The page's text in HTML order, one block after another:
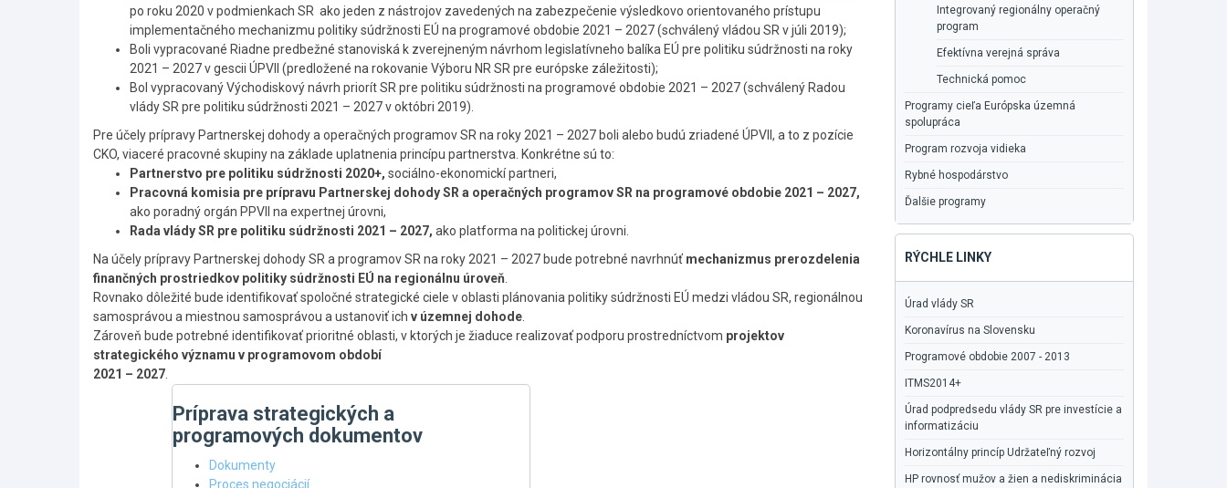
po roku 2020 v podmienkach SR ako jeden z nástrojov zavedených na zabezpečenie výsledkovo orientovaného prístupu
implementačného mechanizmu politiky súdržnosti EÚ na programové obdobie 2021 – 2027 (schválený vládou SR v júli 2019);
Boli vypracované Riadne predbežné stanoviská k zverejneným návrhom legislatívneho balíka EÚ pre politiku súdržnosti na roky
2021 – 2027 v gescii ÚPVII (predložené na rokovanie Výboru NR SR pre európske záležitosti);
Bol vypracovaný Východiskový návrh priorít SR pre politiku súdržnosti na programové obdobie 2021 – 2027 (schválený Radou
vlády SR pre politiku súdržnosti 2021 – 2027 v októbri 2019).
Pre účely prípravy Partnerskej dohody a operačných programov SR na roky 2021 – 2027 boli alebo budú zriadené ÚPVII, a to z pozície
CKO, viaceré pracovné skupiny na základe uplatnenia princípu partnerstva. Konkrétne sú to:
Partnerstvo pre politiku súdržnosti 2020+, sociálno-ekonomickí partneri,
Pracovná komisia pre prípravu Partnerskej dohody SR a operačných programov SR na programové obdobie 2021 – 2027,
ako poradný orgán PPVII na expertnej úrovni,
Rada vlády SR pre politiku súdržnosti 2021 – 2027, ako platforma na politickej úrovni.
Na účely prípravy Partnerskej dohody SR a programov SR na roky 2021 – 2027 bude potrebné navrhnúť mechanizmus prerozdelenia
finančných prostriedkov politiky súdržnosti EÚ na regionálnu úroveň
Rovnako dôležité bude identifikovať spoločné strategické ciele v oblasti plánovania politiky súdržnosti EÚ medzi vládou SR, regionálnou
samosprávou a miestnou samosprávou a ustanoviť ich v územnej dohode
Zároveň bude potrebné identifikovať prioritné oblasti, v ktorých je žiaduce realizovať podporu prostredníctvom projektov
strategického významu v programovom období
2021 – 2027
Príprava strategických a
programových dokumentov
Dokumenty
Proces negociácií
Integrovaný regionálny operačný
program
Efektívna verejná správa
Technická pomoc
Programy cieľa Európska územná
spolupráca
Program rozvoja vidieka
Rybné hospodárstvo
Ďalšie programy
RÝCHLE LINKY
Úrad vlády SR
Koronavírus na Slovensku
Programové obdobie 2007 - 2013
ITMS2014+
Úrad podpredsedu vlády SR pre investície a
informatizáciu
Horizontálny princíp Udržateľný rozvoj
HP rovnosť mužov a žien a nediskriminácia